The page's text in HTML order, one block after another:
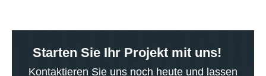
Starten Sie Ihr Projekt mit uns!
Kontaktieren Sie uns noch heute und lassen